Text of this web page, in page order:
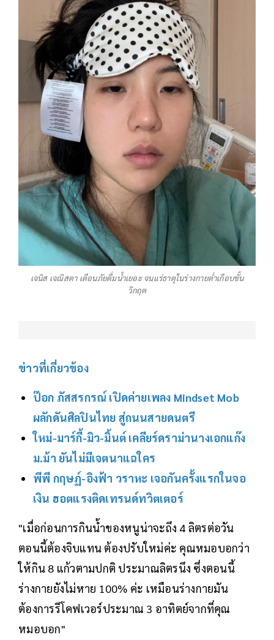
เจนิส เจณิสตา เตือนภัยดื่มน้ำเยอะ จนแร่ธาตุในร่างกายต่ำเกือบขั้น
วิกฤต
ข่าวที่เกี่ยวข้อง
ป๊อก ภัสสรกรณ์ เปิดค่ายเพลง Mindset Mob
ผลักดันศิลปินไทย สู่ถนนสายดนตรี
ใหม่-มาร์กี้-มิว-มิ้นต์ เคลียร์ดราม่านางเอกแก๊ง
ม.ม้า ยันไม่มีเจตนาแฉใคร
พีพี กฤษฏ์-อิงฟ้า วราหะ เจอกันครั้งแรกในจอ
เงิน ฮอตแรงติดเทรนด์ทวิตเตอร์
"เมื่อก่อนการกินน้ำของหนูน่าจะถึง 4 ลิตรต่อวัน
ตอนนี้ต้องจิบแทน ต้องปรับใหม่ค่ะ คุณหมอบอกว่า
ให้กิน 8 แก้วตามปกติ ประมาณลิตรนึง ซึ่งตอนนี้
ร่างกายยังไม่หาย 100% ค่ะ เหมือนร่างกายมัน
ต้องการรีโคฟเวอร์ประมาณ 3 อาทิตย์จากที่คุณ
หมอบอก"